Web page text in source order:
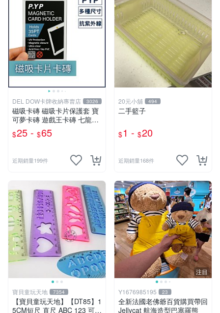
DEL DOW卡牌收納專賣店 3026
磁吸卡磚 磁吸卡片保護套 寶
可夢卡磚 遊戲王卡磚 七龍珠
球員卡 球衣卡 35PT 55PT 1
00PT 130PT 180PT
$25 - $65
近期銷量199件
20元小舖 494
二手籃子
$1 - $20
近期銷量168件
寶貝童玩天地 7354
【寶貝童玩天地】【DT85】1
5CM短尺 直尺 ABC 123 可愛
注目
Y1676985195 23
全新法國老佛爺百貨購買帶回
Jellycat 航海造型巴塞羅熊